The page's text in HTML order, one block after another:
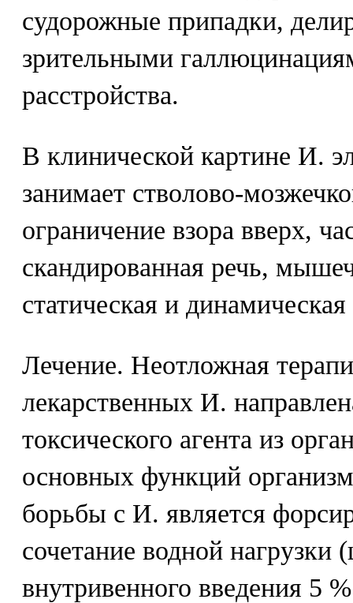
судорожные припадки,
зрительными
расстройства.
В клинической картине И.
занимает стволово-
ограничение взора вверх,
скандированная речь,
статическая и динамическая
Лечение. Неотложная
лекарственных И.
токсического агента из
основных функций
борьбы с И. является
сочетание водной
внутривенного введения 5